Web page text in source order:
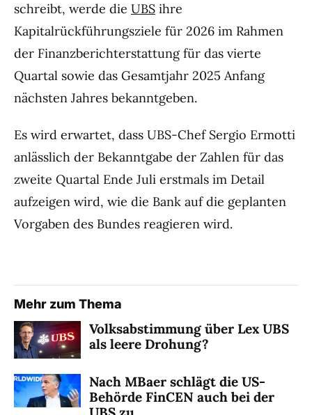
schreibt, werde die UBS ihre
Kapitalrückführungsziele für 2026 im Rahmen
der Finanzberichterstattung für das vierte
Quartal sowie das Gesamtjahr 2025 Anfang
nächsten Jahres bekanntgeben.
Es wird erwartet, dass UBS-Chef Sergio Ermotti
anlässlich der Bekanntgabe der Zahlen für das
zweite Quartal Ende Juli erstmals im Detail
aufzeigen wird, wie die Bank auf die geplanten
Vorgaben des Bundes reagieren wird.
Mehr zum Thema
Volksabstimmung über Lex UBS
als leere Drohung?
Nach MBaer schlägt die US-
Behörde FinCEN auch bei der